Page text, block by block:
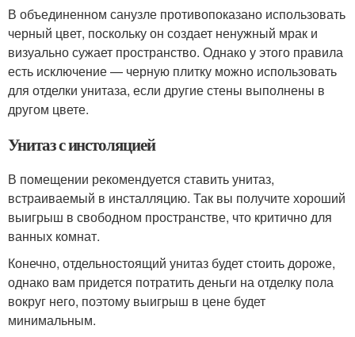
В объединенном санузле противопоказано использовать
черный цвет, поскольку он создает ненужный мрак и
визуально сужает пространство. Однако у этого правила
есть исключение — черную плитку можно использовать
для отделки унитаза, если другие стены выполнены в
другом цвете.
Унитаз с инстоляцией
В помещении рекомендуется ставить унитаз,
встраиваемый в инсталляцию. Так вы получите хороший
выигрыш в свободном пространстве, что критично для
ванных комнат.
Конечно, отдельностоящий унитаз будет стоить дороже,
однако вам придется потратить деньги на отделку пола
вокруг него, поэтому выигрыш в цене будет
минимальным.